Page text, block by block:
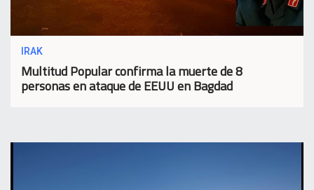
IRAK
Multitud Popular confirma la muerte de 8
personas en ataque de EEUU en Bagdad